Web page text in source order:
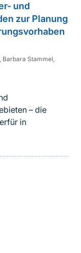
und
zur Planung
Barbara Stammel,
– die
in